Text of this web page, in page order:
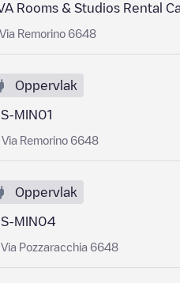
Rooms & Studios Rental
Remorino 6648
Oppervlak
MIN01
Remorino 6648
Oppervlak
MIN04
Pozzaracchia 6648